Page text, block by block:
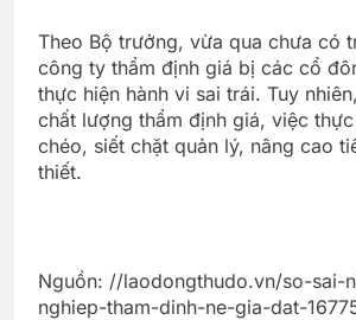
Theo Bộ trưởng, vừa qua chưa có
công ty thẩm định giá bị các cổ
thực hiện hành vi sai trái. Tuy
chất lượng thẩm định giá, việc
chéo, siết chặt quản lý, nâng cao
thiết.
Nguồn: //laodongthudo.vn/so-sai-
nghiep-tham-dinh-ne-gia-dat-